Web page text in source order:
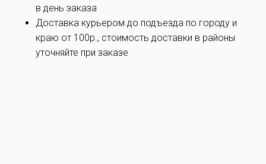
в день заказа
Доставка курьером до подъезда по городу и
краю от 100р., стоимость доставки в районы
уточняйте при заказe